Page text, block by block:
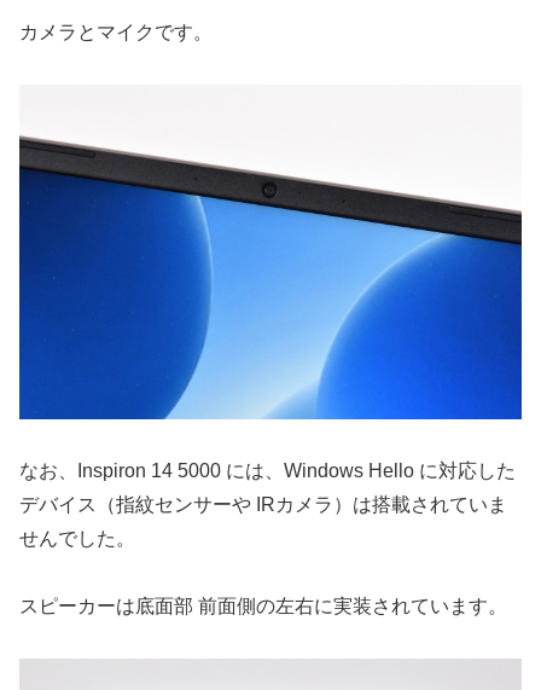
カメラとマイクです。
なお、Inspiron 14 5000 には、Windows Hello に対応した
デバイス（指紋センサーや IRカメラ）は搭載されていま
せんでした。
スピーカーは底面部 前面側の左右に実装されています。